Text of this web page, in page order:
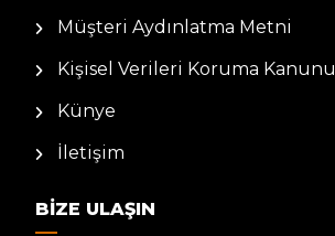
Müşteri Aydınlatma Metni
Kişisel Verileri Koruma Kanunu
Künye
İletişim
BIZE ULAŞIN